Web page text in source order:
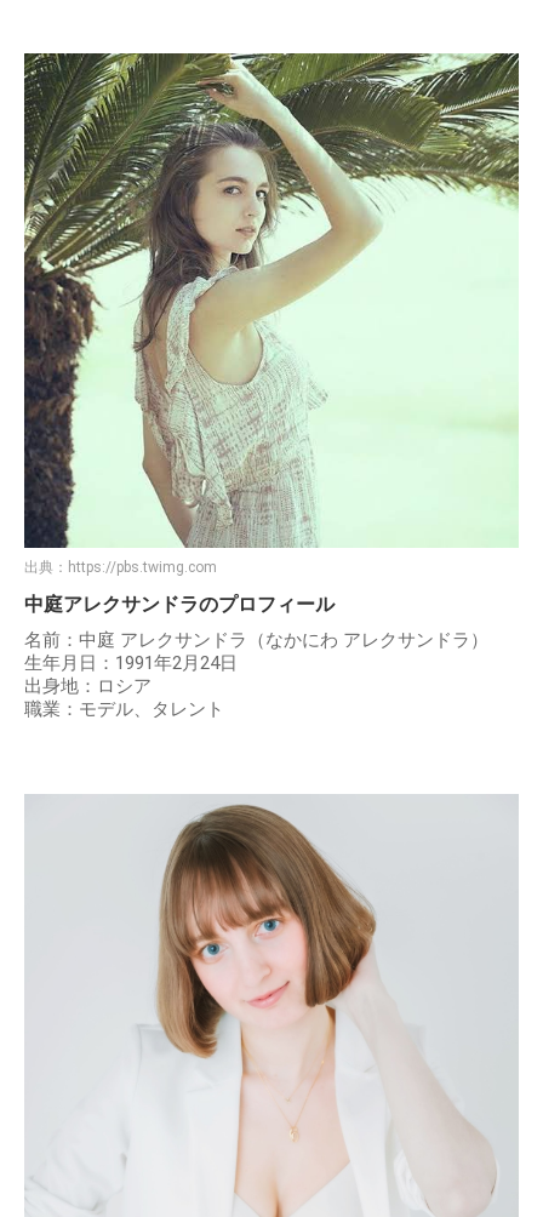
出典： https://pbs.twimg.com
中庭アレクサンドラのプロフィール
名前：中庭 アレクサンドラ（なかにわ アレクサンドラ）
生年月日：1991年2月24日
出身地：ロシア
職業：モデル、タレント